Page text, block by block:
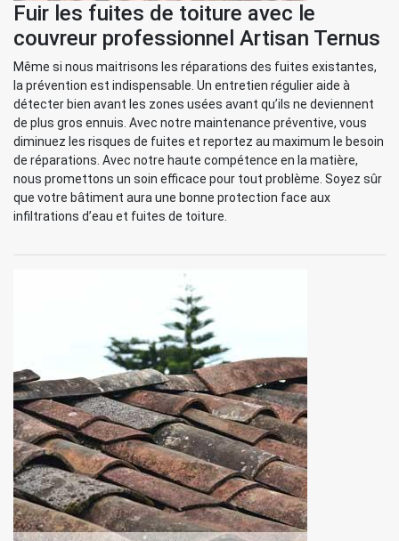
Fuir les fuites de toiture avec le
couvreur professionnel Artisan Ternus
Même si nous maitrisons les réparations des fuites existantes,
la prévention est indispensable. Un entretien régulier aide à
détecter bien avant les zones usées avant qu’ils ne deviennent
de plus gros ennuis. Avec notre maintenance préventive, vous
diminuez les risques de fuites et reportez au maximum le besoin
de réparations. Avec notre haute compétence en la matière,
nous promettons un soin efficace pour tout problème. Soyez sûr
que votre bâtiment aura une bonne protection face aux
infiltrations d’eau et fuites de toiture.